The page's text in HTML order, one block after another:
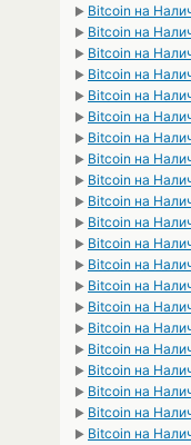
► Bitcoin на
► Bitcoin на
► Bitcoin на
► Bitcoin на
► Bitcoin на
► Bitcoin на
► Bitcoin на
► Bitcoin на
► Bitcoin на
► Bitcoin на
► Bitcoin на
► Bitcoin на
► Bitcoin на
► Bitcoin на
► Bitcoin на
► Bitcoin на
► Bitcoin на
► Bitcoin на
► Bitcoin на
► Bitcoin на
► Bitcoin на